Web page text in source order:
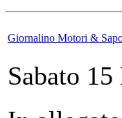
Giornalino Motori &
Sabato